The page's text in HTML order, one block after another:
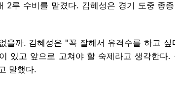
2루 수비를 맡겼다. 김혜성은 경기 도중 종
을까. 김혜성은 "꼭 잘해서 유격수를 하고 싶
있고 앞으로 고쳐야 할 숙제라고 생각한다.
말했다.